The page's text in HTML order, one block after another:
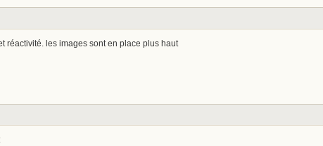
réactivité. les images sont en place plus haut